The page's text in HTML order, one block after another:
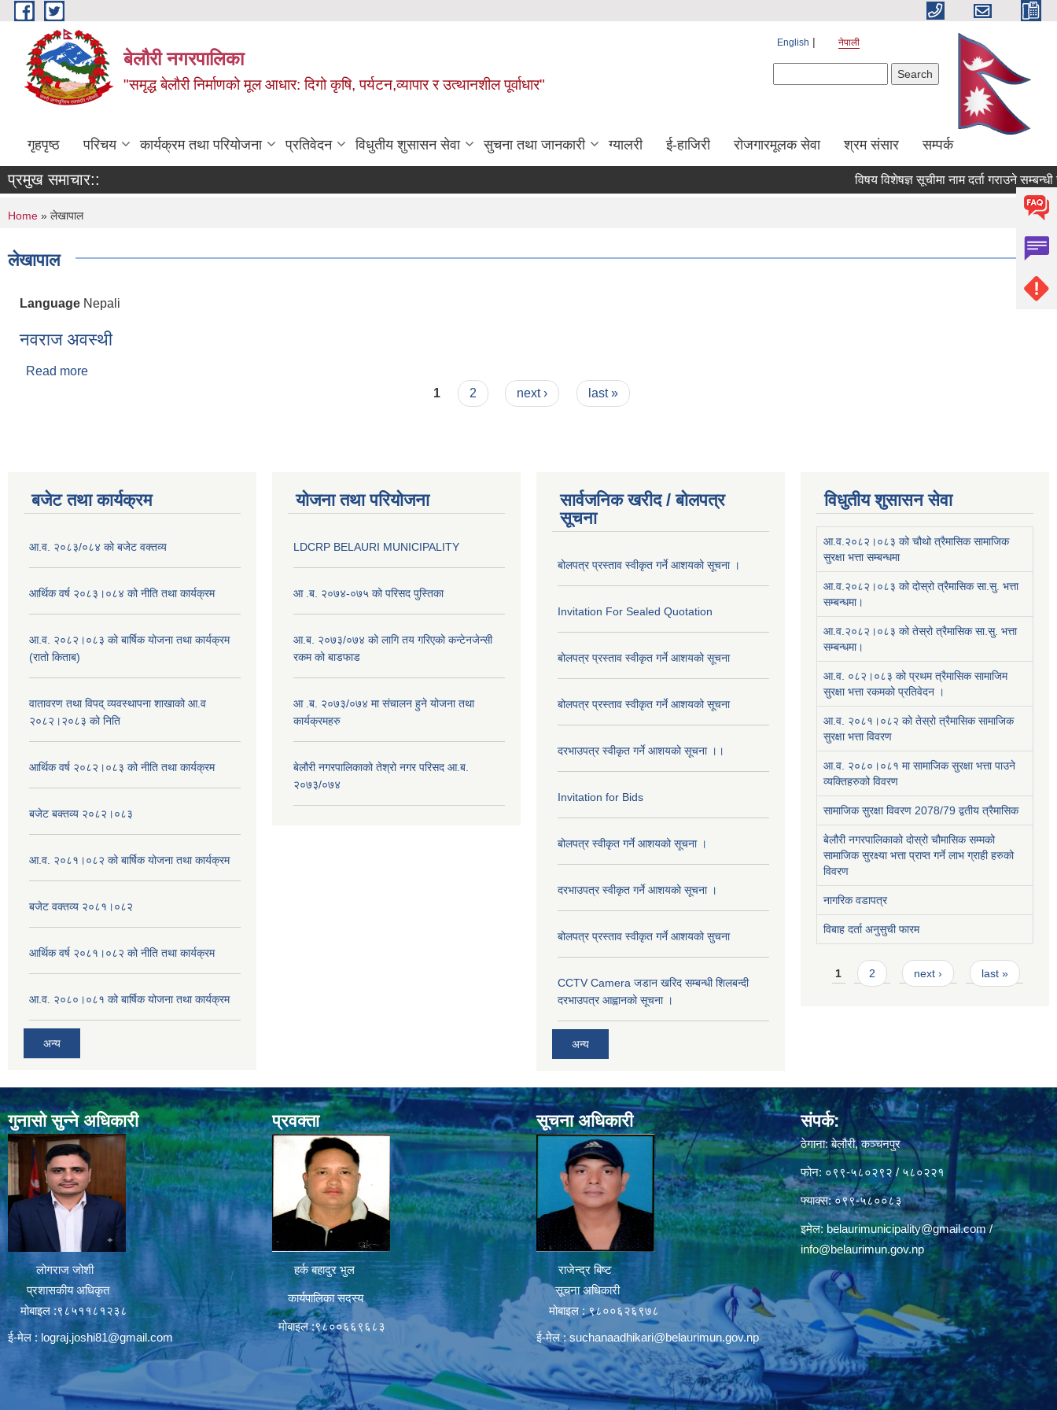
Skip to main content
बेलौरी नगरपालिका
"समृद्ध बेलौरी निर्माणको मूल आधार: दिगो कृषि, पर्यटन,व्यापार र उत्थानशील पूर्वाधार"
English नेपाली
गृहपृष्ठ परिचय कार्यक्रम तथा परियोजना प्रतिवेदन विधुतीय शुसासन सेवा सुचना तथा जानकारी ग्यालरी ई-हाजिरी रोजगारमूलक सेवा श्रम संसार सम्पर्क
प्रमुख समाचार:: विषय विशेषज्ञ सूचीमा नाम दर्ता गराउने सम्बन्धी
You are here
Home » लेखापाल
लेखापाल
Language Nepali
नवराज अवस्थी
Read more
1 2 next › last »
बजेट तथा कार्यक्रम
आ.व. २०८३/०८४ को बजेट वक्तव्य
आर्थिक वर्ष २०८३।०८४ को नीति तथा कार्यक्रम
आ.व. २०८२।०८३ को बार्षिक योजना तथा कार्यक्रम
(रातो किताब)
वातावरण तथा विपद् व्यवस्थापना शाखाको आ.व
२०८२।२०८३ को निति
आर्थिक वर्ष २०८२।०८३ को नीति तथा कार्यक्रम
बजेट बक्तव्य २०८२।०८३
आ.व. २०८१।०८२ को बार्षिक योजना तथा कार्यक्रम
बजेट वक्तव्य २०८१।०८२
आर्थिक वर्ष २०८१।०८२ को नीति तथा कार्यक्रम
आ.व. २०८०।०८१ को बार्षिक योजना तथा कार्यक्रम
अन्य
योजना तथा परियोजना
LDCRP BELAURI MUNICIPALITY
आ .ब. २०७४-०७५ को परिसद पुस्तिका
आ.ब. २०७३/०७४ को लागि तय गरिएको कन्टेनजेन्सी
रकम को बाडफाड
आ .ब. २०७३/०७४ मा संचालन हुने योजना तथा
कार्यक्रमहरु
बेलौरी नगरपालिकाको तेश्रो नगर परिसद आ.ब.
२०७३/०७४
सार्वजनिक खरीद / बोलपत्र
सूचना
बोलपत्र प्रस्ताव स्वीकृत गर्ने आशयको सूचना ।
Invitation For Sealed Quotation
बोलपत्र प्रस्ताव स्वीकृत गर्ने आशयको सूचना
बोलपत्र प्रस्ताव स्वीकृत गर्ने आशयको सूचना
दरभाउपत्र स्वीकृत गर्ने आशयको सूचना ।।
Invitation for Bids
बोलपत्र स्वीकृत गर्ने आशयको सूचना ।
दरभाउपत्र स्वीकृत गर्ने आशयको सूचना ।
बोलपत्र प्रस्ताव स्वीकृत गर्ने आशयको सुचना
CCTV Camera जडान खरिद सम्बन्धी शिलबन्दी
दरभाउपत्र आह्वानको सूचना ।
अन्य
विधुतीय शुसासन सेवा
आ.व.२०८२।०८३ को चौथो त्रैमासिक सामाजिक
सुरक्षा भत्ता सम्बन्धमा
आ.व.२०८२।०८३ को दोस्रो त्रैमासिक सा.सु. भत्ता
सम्बन्धमा।
आ.व.२०८२।०८३ को तेस्रो त्रैमासिक सा.सु. भत्ता
सम्बन्धमा।
आ.व. ०८२।०८३ को प्रथम त्रैमासिक सामाजिम
सुरक्षा भत्ता रकमको प्रतिवेदन ।
आ.व. २०८१।०८२ को तेस्रो त्रैमासिक सामाजिक
सुरक्षा भत्ता विवरण
आ.व. २०८०।०८१ मा सामाजिक सुरक्षा भत्ता पाउने
व्यक्तिहरुको विवरण
सामाजिक सुरक्षा विवरण 2078/79 द्वतीय त्रैमासिक
बेलौरी नगरपालिकाको दोस्रो चौमासिक सम्मको
सामाजिक सुरक्ष्या भत्ता प्राप्त गर्ने लाभ ग्राही हरुको
विवरण
नागरिक वडापत्र
विबाह दर्ता अनुसुची फारम
Pages
1 2 next › last »
गुनासो सुन्ने अधिकारी
लोगराज जोशी
प्रशासकीय अधिकृत
मोबाइल :९८५११८१२३८
ई-मेल : lograj.joshi81@gmail.com
प्रवक्ता
हर्क बहादुर भुल
कार्यपालिका सदस्य
मोबाइल :९८००६६९६८३
सूचना अधिकारी
राजेन्द्र बिष्ट
सूचना अधिकारी
मोबाइल : ९८००६२६९७८
ई-मेल :suchanaadhikari@belaurimun.gov.np
संपर्क:
ठेगाना: बेलौरी, कञ्चनपुर
फोन: ०९९-५८०२९२ / ५८०२२१
फ्याक्स: ०९९-५८००८३
इमेल:belaurimunicipality@gmail.com/
info@belaurimun.gov.np